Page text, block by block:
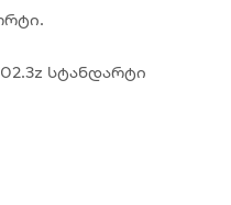
სტანდარტი